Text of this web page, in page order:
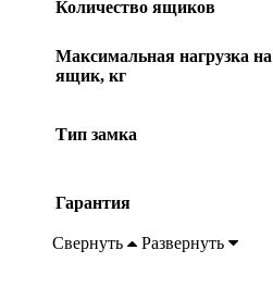
Количество ящиков
Максимальная нагрузка на
ящик, кг
Тип замка
Гарантия
Свернуть Развернуть